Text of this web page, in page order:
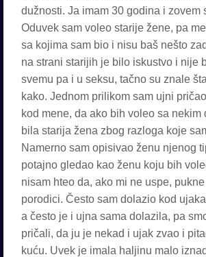
dužnosti. Ja imam 30 godina i zovem
Oduvek sam voleo starije žene, pa
sa kojima sam bio i nisu baš nešto
na strani starijih je bilo iskustvo i nije
svemu pa i u seksu, tačno su znale
kako. Jednom prilikom sam ujni
kod mene, da ako bih voleo sa nekim
bila starija žena zbog razloga koje
Namerno sam opisivao ženu njenog
potajno gledao kao ženu koju bih
nisam hteo da, ako mi ne uspe,
porodici. Često sam dolazio kod
a često je i ujna sama dolazila, pa
pričali, da ju je nekad i ujak zvao i
kuću. Uvek je imala haljinu malo